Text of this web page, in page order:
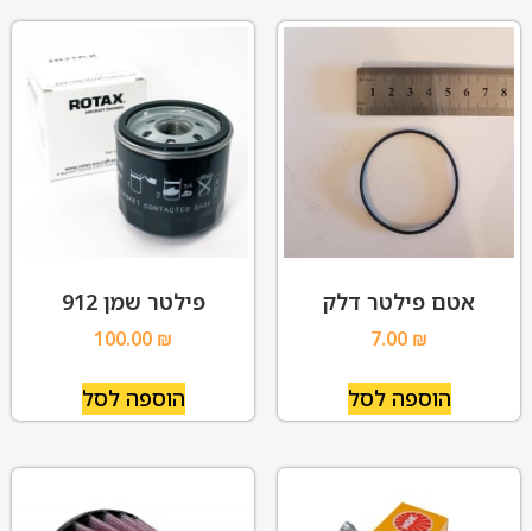
אטם פילטר דלק
7.00 ₪
הוספה לסל
פילטר שמן 912
100.00 ₪
הוספה לסל